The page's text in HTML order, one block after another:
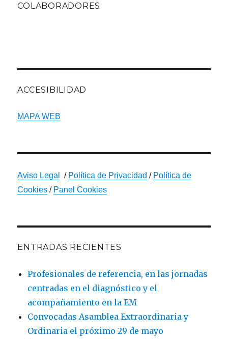
COLABORADORES
ACCESIBILIDAD
MAPA WEB
Aviso Legal / Política de Privacidad / Política de
Cookies / Panel Cookies
ENTRADAS RECIENTES
Profesionales de referencia, en las jornadas
centradas en el diagnóstico y el
acompañamiento en la EM
Convocadas Asamblea Extraordinaria y
Ordinaria el próximo 29 de mayo